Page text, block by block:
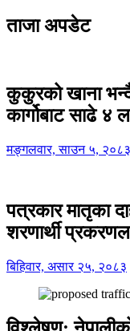
ताजा अपडेट
कुकुरको खाना
कार्गोबाट साढे
मङ्गलवार, साउन ५, २०८३
पत्रकार मातृका
शरणार्थी
बिहिवार, असार २५, २०८३